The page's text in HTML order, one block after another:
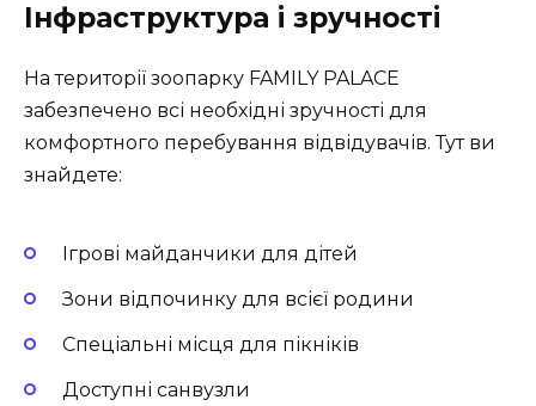
Інфраструктура і зручності
На території зоопарку FAMILY PALACE
забезпечено всі необхідні зручності для
комфортного перебування відвідувачів. Тут ви
знайдете:
Ігрові майданчики для дітей
Зони відпочинку для всієї родини
Спеціальні місця для пікніків
Доступні санвузли